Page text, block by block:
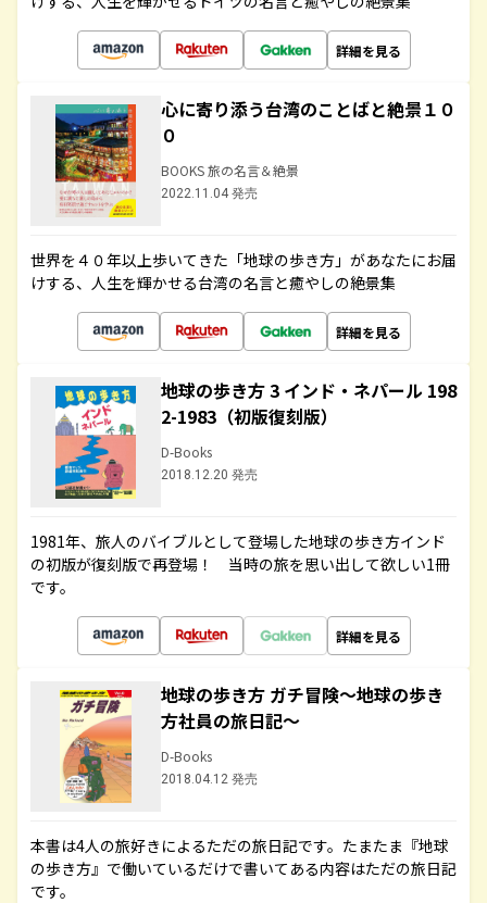
詳細を見る
心に寄り添う台湾のことばと絶景１０
０
BOOKS 旅の名言＆絶景
2022.11.04 発売
世界を４０年以上歩いてきた「地球の歩き方」があなたにお届
けする、人生を輝かせる台湾の名言と癒やしの絶景集
詳細を見る
地球の歩き方 3 インド・ネパール 198
2-1983（初版復刻版）
D-Books
2018.12.20 発売
1981年、旅人のバイブルとして登場した地球の歩き方インド
の初版が復刻版で再登場！ 当時の旅を思い出して欲しい1冊
です。
詳細を見る
地球の歩き方 ガチ冒険～地球の歩き
方社員の旅日記～
D-Books
2018.04.12 発売
本書は4人の旅好きによるただの旅日記です。たまたま『地球
の歩き方』で働いているだけで書いてある内容はただの旅日記
です。